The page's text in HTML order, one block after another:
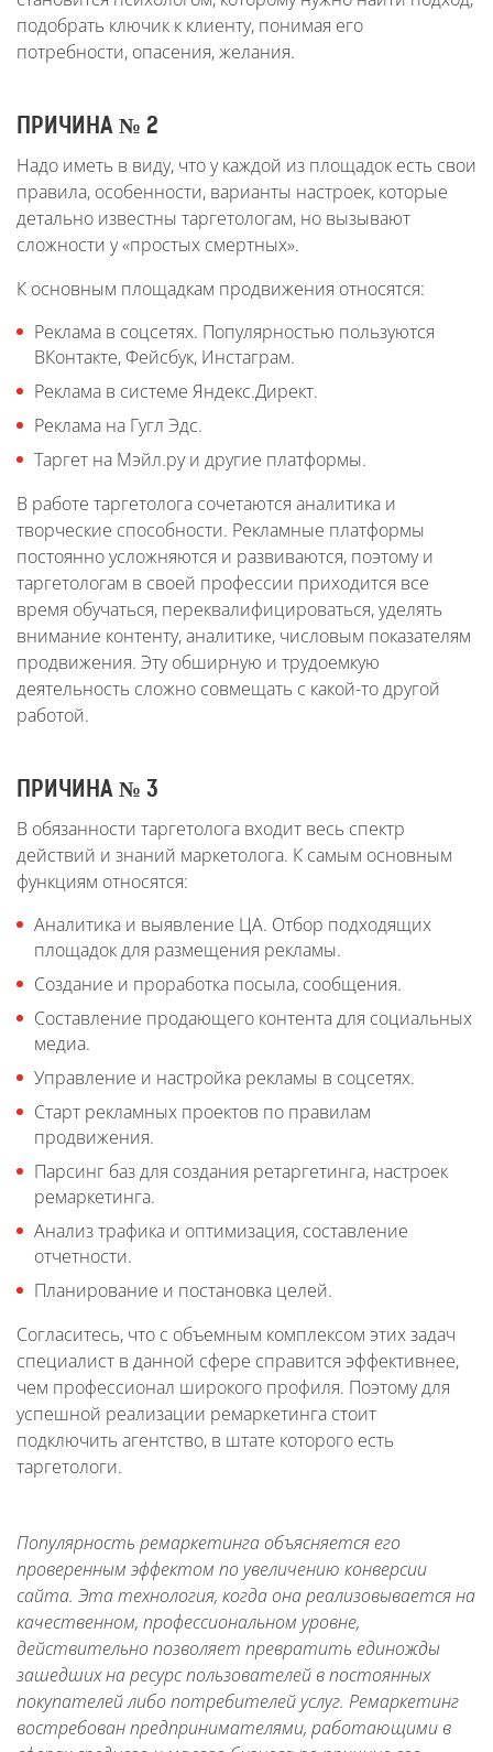
подобрать ключик к клиенту, понимая его
потребности, опасения, желания.
ПРИЧИНА № 2
Надо иметь в виду, что у каждой из площадок есть свои
правила, особенности, варианты настроек, которые
детально известны таргетологам, но вызывают
сложности у «простых смертных».
К основным площадкам продвижения относятся:
Реклама в соцсетях. Популярностью пользуются
ВКонтакте, Фейсбук, Инстаграм.
Реклама в системе Яндекс.Директ.
Реклама на Гугл Эдс.
Таргет на Мэйл.ру и другие платформы.
В работе таргетолога сочетаются аналитика и
творческие способности. Рекламные платформы
постоянно усложняются и развиваются, поэтому и
таргетологам в своей профессии приходится все
время обучаться, переквалифицироваться, уделять
внимание контенту, аналитике, числовым показателям
продвижения. Эту обширную и трудоемкую
деятельность сложно совмещать с какой-то другой
работой.
ПРИЧИНА № 3
В обязанности таргетолога входит весь спектр
действий и знаний маркетолога. К самым основным
функциям относятся:
Аналитика и выявление ЦА. Отбор подходящих
площадок для размещения рекламы.
Создание и проработка посыла, сообщения.
Составление продающего контента для социальных
медиа.
Управление и настройка рекламы в соцсетях.
Старт рекламных проектов по правилам
продвижения.
Парсинг баз для создания ретаргетинга, настроек
ремаркетинга.
Анализ трафика и оптимизация, составление
отчетности.
Планирование и постановка целей.
Согласитесь, что с объемным комплексом этих задач
специалист в данной сфере справится эффективнее,
чем профессионал широкого профиля. Поэтому для
успешной реализации ремаркетинга стоит
подключить агентство, в штате которого есть
таргетологи.
Популярность ремаркетинга объясняется его
проверенным эффектом по увеличению конверсии
сайта. Эта технология, когда она реализовывается на
качественном, профессиональном уровне,
действительно позволяет превратить единожды
зашедших на ресурс пользователей в постоянных
покупателей либо потребителей услуг. Ремаркетинг
востребован предпринимателями, работающими в